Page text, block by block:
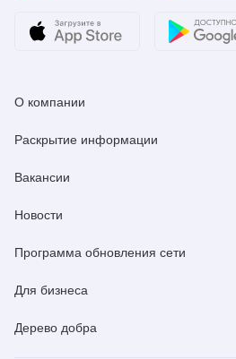
О компании
Раскрытие информации
Вакансии
Новости
Программа обновления сети
Для бизнеса
Дерево добра